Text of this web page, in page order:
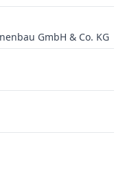
GmbH & Co. KG